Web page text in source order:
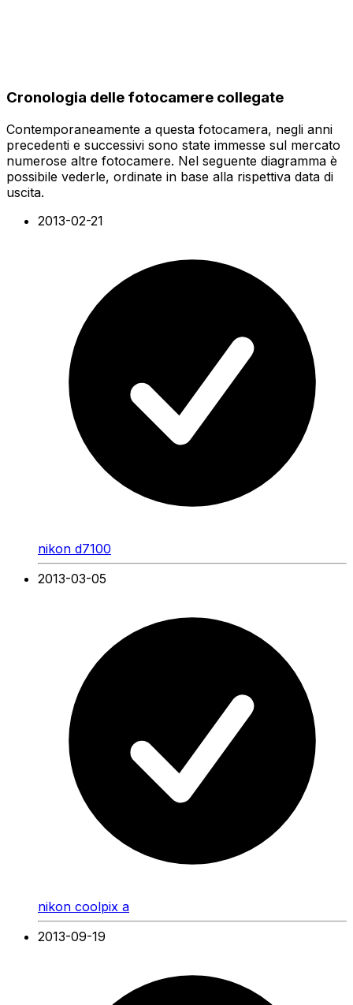
Cronologia delle fotocamere collegate
Contemporaneamente a questa fotocamera, negli anni
precedenti e successivi sono state immesse sul mercato
numerose altre fotocamere. Nel seguente diagramma è
possibile vederle, ordinate in base alla rispettiva data di
uscita.
2013-02-21
nikon d7100
2013-03-05
nikon coolpix a
2013-09-19